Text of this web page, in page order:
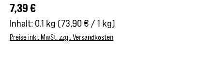
Regulärer Preis:
7,39 €
Inhalt: 0.1 kg (73,90 € / 1 kg)
Preise inkl. MwSt. zzgl. Versandkosten